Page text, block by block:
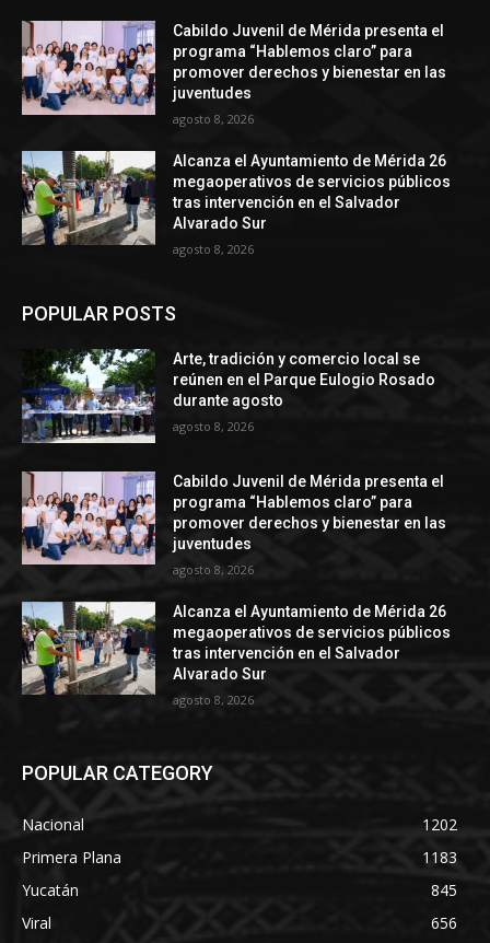
Cabildo Juvenil de Mérida presenta el
programa “Hablemos claro” para
promover derechos y bienestar en las
juventudes
agosto 8, 2026
Alcanza el Ayuntamiento de Mérida 26
megaoperativos de servicios públicos
tras intervención en el Salvador
Alvarado Sur
agosto 8, 2026
POPULAR POSTS
Arte, tradición y comercio local se
reúnen en el Parque Eulogio Rosado
durante agosto
agosto 8, 2026
Cabildo Juvenil de Mérida presenta el
programa “Hablemos claro” para
promover derechos y bienestar en las
juventudes
agosto 8, 2026
Alcanza el Ayuntamiento de Mérida 26
megaoperativos de servicios públicos
tras intervención en el Salvador
Alvarado Sur
agosto 8, 2026
POPULAR CATEGORY
Nacional
1202
Primera Plana
1183
Yucatán
845
Viral
656